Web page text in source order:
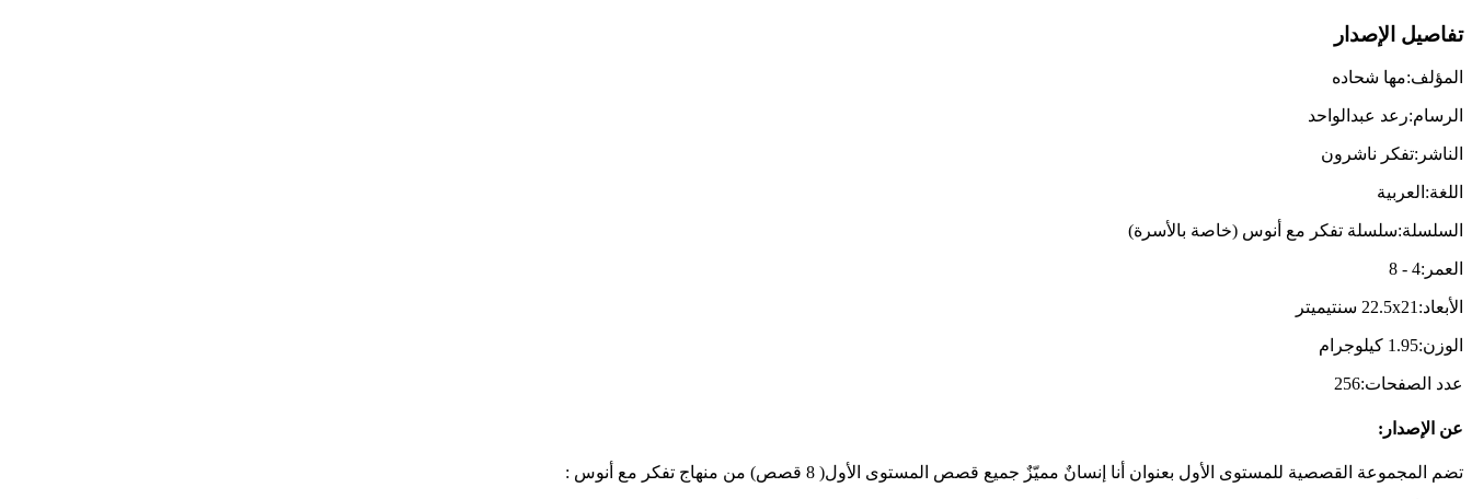
تفاصيل الإصدار
المؤلف:مها شحاده
الرسام:رعد عبدالواحد
الناشر :تفكر ناشرون
اللغة: العربية
السلسلة:سلسلة تفكر مع أنوس (خاصة بالأسرة)
العمر :
4
-
8
الأبعاد:
22.5x21 سنتيميتر
الوزن:
1.95 كيلوجرام
عدد الصفحات:
256
عن الإصدار :
تضم المجموعة القصصية للمستوى الأول بعنوان أنا إنسانٌ مميّزٌ جميع قصص المستوى الأول( 8 قصص) من منهاج تفكر مع أنوس :